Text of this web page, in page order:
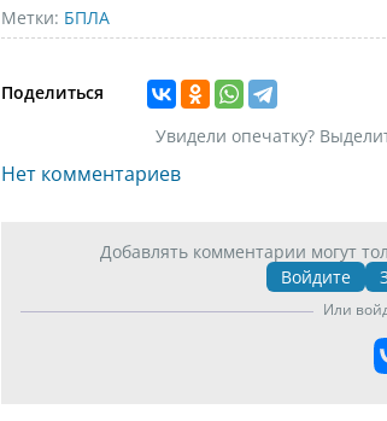
Метки: БПЛА
Поделиться
Увидели опечатку?
Нет комментариев
Добавлять комментарии могут
Войдите
Или